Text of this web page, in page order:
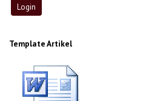
Template Artikel